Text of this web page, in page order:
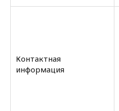
Контактная
информация